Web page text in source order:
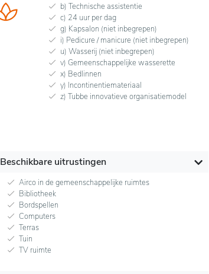
b) Technische assistentie
c) 24 uur per dag
g) Kapsalon (niet inbegrepen)
i) Pedicure / manicure (niet inbegrepen)
u) Wasserij (niet inbegrepen)
v) Gemeenschappelijke wasserette
x) Bedlinnen
y) Incontinentiemateriaal
z) Tubbe innovatieve organisatiemodel
Beschikbare uitrustingen
Airco in de gemeenschappelijke ruimtes
Bibliotheek
Bordspellen
Computers
Terras
Tuin
TV ruimte